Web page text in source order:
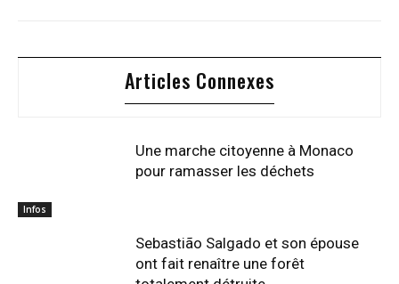
Articles Connexes
Infos
Une marche citoyenne à Monaco
pour ramasser les déchets
Sebastião Salgado et son épouse
ont fait renaître une forêt